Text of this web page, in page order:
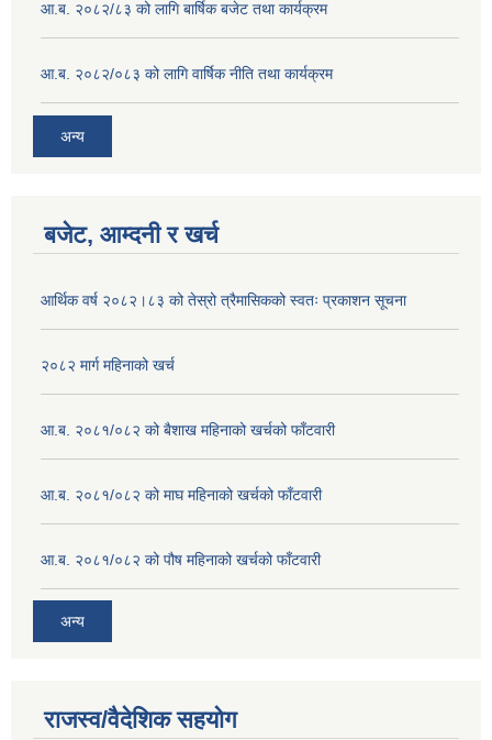
आ.ब. २०८२/८३ को लागि बार्षिक बजेट तथा कार्यक्रम
आ.ब. २०८२/०८३ को लागि वार्षिक नीति तथा कार्यक्रम
अन्य
बजेट, आम्दनी र खर्च
आर्थिक वर्ष २०८२।८३ को तेस्रो त्रैमासिकको स्वतः प्रकाशन सूचना
२०८२ मार्ग महिनाको खर्च
आ.ब. २०८१/०८२ को बैशाख महिनाको खर्चको फाँटवारी
आ.ब. २०८१/०८२ को माघ महिनाको खर्चको फाँटवारी
आ.ब. २०८१/०८२ को पौष महिनाको खर्चको फाँटवारी
अन्य
राजस्व/वैदेशिक सहयोग